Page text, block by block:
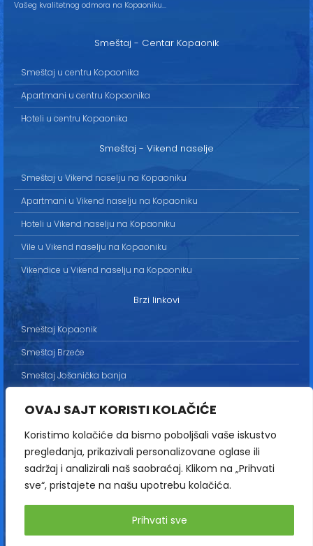
OVAJ SAJT KORISTI KOLAČIĆE
Koristimo kolačiće da bismo poboljšali vaše iskustvo
pregledanja, prikazivali personalizovane oglase ili
sadržaj i analizirali naš saobraćaj. Klikom na „Prihvati
sve“, pristajete na našu upotrebu kolačića.
Prihvati sve
Vašeg kvalitetnog odmora na Kopaoniku...
Smeštaj - Centar Kopaonik
Smeštaj u centru Kopaonika
Apartmani u centru Kopaonika
Hoteli u centru Kopaonika
Smeštaj - Vikend naselje
Smeštaj u Vikend naselju na Kopaoniku
Apartmani u Vikend naselju na Kopaoniku
Hoteli u Vikend naselju na Kopaoniku
Vile u Vikend naselju na Kopaoniku
Vikendice u Vikend naselju na Kopaoniku
Brzi linkovi
Smeštaj Kopaonik
Smeštaj Brzeće
Smeštaj Jošanička banja
Kontakt
Sva prava zadržana / All rights reserved